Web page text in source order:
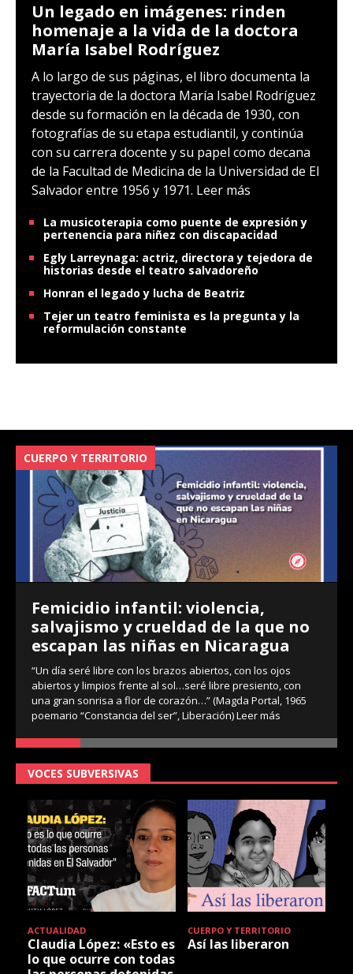
Un legado en imágenes: rinden
homenaje a la vida de la doctora
María Isabel Rodríguez
A lo largo de sus páginas, el libro documenta la
trayectoria de la doctora María Isabel Rodríguez
desde su formación en la década de 1930, con
fotografías de su etapa estudiantil, y continúa
con su carrera docente y su papel como decana
de la Facultad de Medicina de la Universidad de El
Salvador entre 1956 y 1971. Leer más
La musicoterapia como puente de expresión y
pertenencia para niñez con discapacidad
Egly Larreynaga: actriz, directora y tejedora de
historias desde el teatro salvadoreño
Honran el legado y lucha de Beatriz
Tejer un teatro feminista es la pregunta y la
reformulación constante
CUERPO Y TERRITORIO
Femicidio infantil: violencia,
salvajismo y crueldad de la que no
escapan las niñas en Nicaragua
“Un día seré libre con los brazos abiertos, con los ojos
abiertos y limpios frente al sol…seré libre presiento, con
una gran sonrisa a flor de corazón…” (Magda Portal, 1965
poemario “Constancia del ser”, Liberación)Leer más
VOCES SUBVERSIVAS
ACTUALIDAD
Claudia López: «Esto es
lo que ocurre con todas
CUERPO Y TERRITORIO
Así las liberaron